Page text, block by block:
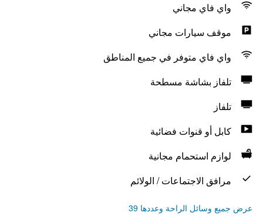
واي فاي مجاني
موقف سيارات مجاني
واي فاي متوفر في جميع المناطق
تلفاز بشاشة مسطحة
تلفاز
كابل أو قنوات فضائية
لوازم استحمام مجانية
مرافق الاجتماعات / الولائم
عرض جميع وسائل الراحة وعددها 39